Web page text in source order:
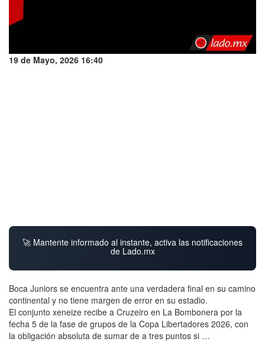
19 de Mayo, 2026 16:40
🚀 Mantente informado al instante, activa las notificaciones
de Lado.mx
Boca Juniors se encuentra ante una verdadera final en su camino
continental y no tiene margen de error en su estadio.
El conjunto xeneize recibe a Cruzeiro en La Bombonera por la
fecha 5 de la fase de grupos de la Copa Libertadores 2026, con
la obligación absoluta de sumar de a tres puntos si …